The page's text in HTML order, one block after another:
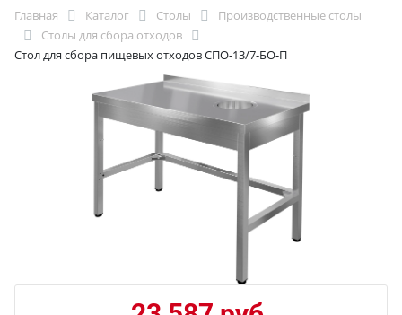
Главная Каталог Столы
Производственные столы
Столы для сбора отходов
Стол для сбора пищевых отходов СПО-13/7-БО-П